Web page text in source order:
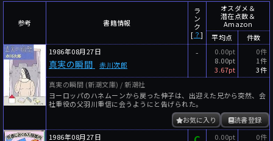
件
読者数
人
年代
年代と月の範囲
先月以降
～
年
月
参考 書籍情報
ラ
ン
ク
[ ？]
オスダメ＆
潜在点数＆
Amazon
平均点
件数
1986年08月27日
真実の瞬間 赤川次郎
-
0.00pt
8.00pt
3.67pt
0件
1件
3件
真実の瞬間 (新潮文庫) / 新潮社
ヨーロッパのハネムーンから戻った伸子は、出迎えた兄から突然、会
社重役の父羽川重信に会うようにと告げられた。
読書登録
お気に入り
1986年08月27日
0.00pt
0件